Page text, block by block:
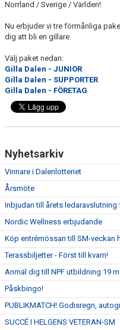
Norrland / Sverige / Världen!
Nu erbjuder vi tre förmånliga
dig att bli en gillare.
Välj paket nedan:
Gilla Dalen - JUNIOR
Gilla Dalen - SUPPORTER
Gilla Dalen - FÖRETAG
Nyhetsarkiv
Vinnare i Dalenlotteriet
Årsmöte
Inbjudan till årets ledaravslutning
Nordic Wellness erbjudande
Köp entrémössan till SM-veckan
Terassbiljetter - Först till kvarn!
Anmäl dig till NPF utbildning 19
Påskbingo!
PUBLIKMATCH! Godisregn,
SUCCÉ I HELGENS VETERAN-SM